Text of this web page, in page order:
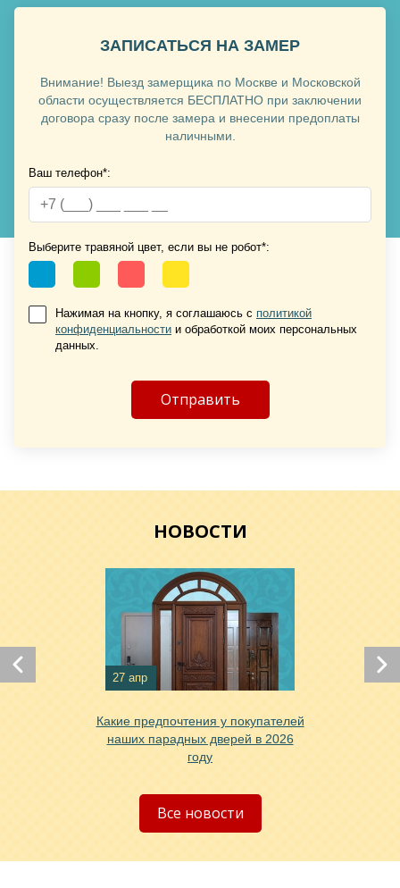
Хочу такую
Хочу такую
Хочу такую
Хочу такую
Хочу такую
Хочу такую
ЗАПИСАТЬСЯ НА ЗАМЕР
Внимание! Выезд замерщика по Москве и Московской
области осуществляется БЕСПЛАТНО при заключении
договора сразу после замера и внесении предоплаты
наличными.
Ваш телефон*:
Выберите травяной цвет, если вы не робот*:
Нажимая на кнопку, я соглашаюсь с политикой
конфиденциальности и обработкой моих персональных
данных.
НОВОСТИ
27 апр
Какие предпочтения у покупателей
наших парадных дверей в 2026
году
Все новости